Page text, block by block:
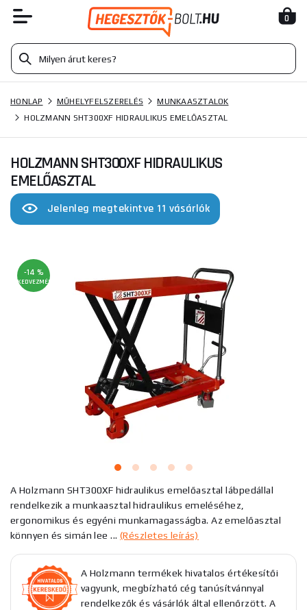
0
HONLAP MŰHELYFELSZERELÉS
MUNKAASZTALOK
HOLZMANN SHT300XF HIDRAULIKUS EMELŐASZTAL
HOLZMANN SHT300XF HIDRAULIKUS
EMELŐASZTAL
Jelenleg megtekintve 11 vásárlók
-14 %
KEDVEZMÉNY
A Holzmann SHT300XF hidraulikus emelőasztal lábpedállal
rendelkezik a munkaasztal hidraulikus emeléséhez,
ergonomikus és egyéni munkamagasságba. Az emelőasztal
könnyen és simán lee ...(Részletes leírás)
A Holzmann termékek hivatalos értékesítői
vagyunk, megbízható cég tanúsítvánnyal
rendelkezők és vásárlók által ellenőrzött. A